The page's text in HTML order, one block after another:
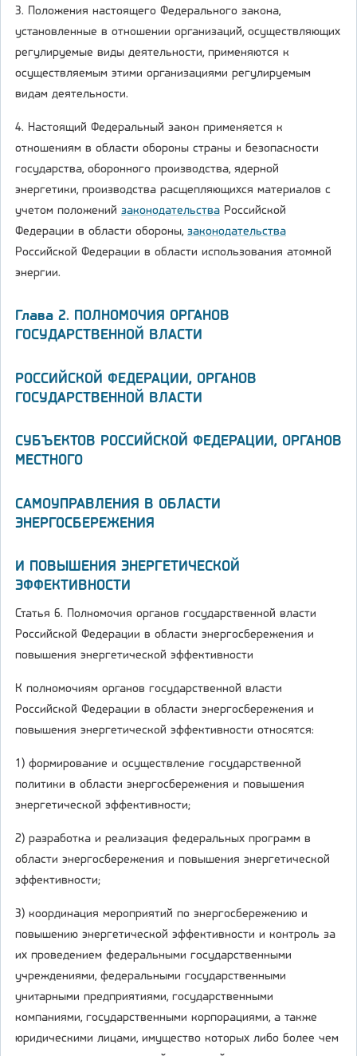
3. Положения настоящего Федерального закона,
установленные в отношении организаций, осуществляющих
регулируемые виды деятельности, применяются к
осуществляемым этими организациями регулируемым
видам деятельности.
4. Настоящий Федеральный закон применяется к
отношениям в области обороны страны и безопасности
государства, оборонного производства, ядерной
энергетики, производства расщепляющихся материалов с
учетом положений законодательства Российской
Федерации в области обороны, законодательства
Российской Федерации в области использования атомной
энергии.
Глава 2. ПОЛНОМОЧИЯ ОРГАНОВ
ГОСУДАРСТВЕННОЙ ВЛАСТИ
РОССИЙСКОЙ ФЕДЕРАЦИИ, ОРГАНОВ
ГОСУДАРСТВЕННОЙ ВЛАСТИ
СУБЪЕКТОВ РОССИЙСКОЙ ФЕДЕРАЦИИ, ОРГАНОВ
МЕСТНОГО
САМОУПРАВЛЕНИЯ В ОБЛАСТИ
ЭНЕРГОСБЕРЕЖЕНИЯ
И ПОВЫШЕНИЯ ЭНЕРГЕТИЧЕСКОЙ
ЭФФЕКТИВНОСТИ
Статья 6. Полномочия органов государственной власти
Российской Федерации в области энергосбережения и
повышения энергетической эффективности
К полномочиям органов государственной власти
Российской Федерации в области энергосбережения и
повышения энергетической эффективности относятся:
1) формирование и осуществление государственной
политики в области энергосбережения и повышения
энергетической эффективности;
2) разработка и реализация федеральных программ в
области энергосбережения и повышения энергетической
эффективности;
3) координация мероприятий по энергосбережению и
повышению энергетической эффективности и контроль за
их проведением федеральными государственными
учреждениями, федеральными государственными
унитарными предприятиями, государственными
компаниями, государственными корпорациями, а также
юридическими лицами, имущество которых либо более чем